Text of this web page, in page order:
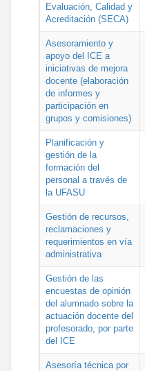
Evaluación, Calidad y
Acreditación (SECA)
Asesoramiento y
apoyo del ICE a
iniciativas de mejora
docente (elaboración
de informes y
participación en
grupos y comisiones)
Planificación y
gestión de la
formación del
personal a través de
la UFASU
Gestión de recursos,
reclamaciones y
requerimientos en vía
administrativa
Gestión de las
encuestas de opinión
del alumnado sobre la
actuación docente del
profesorado, por parte
del ICE
Asesoría técnica por